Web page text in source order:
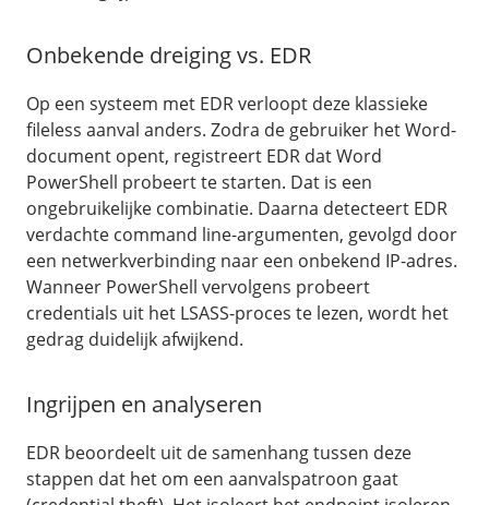
Onbekende dreiging vs. EDR
Op een systeem met EDR verloopt deze klassieke
fileless aanval anders. Zodra de gebruiker het Word-
document opent, registreert EDR dat Word
PowerShell probeert te starten. Dat is een
ongebruikelijke combinatie. Daarna detecteert EDR
verdachte command line-argumenten, gevolgd door
een netwerkverbinding naar een onbekend IP-adres.
Wanneer PowerShell vervolgens probeert
credentials uit het LSASS-proces te lezen, wordt het
gedrag duidelijk afwijkend.
Ingrijpen en analyseren
EDR beoordeelt uit de samenhang tussen deze
stappen dat het om een aanvalspatroon gaat